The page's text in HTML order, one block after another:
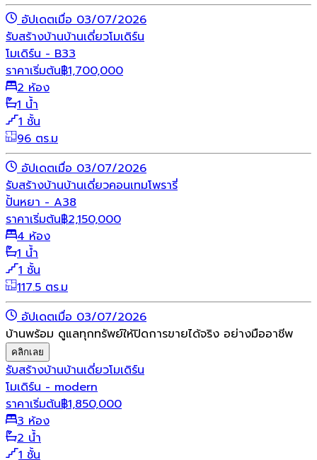
อัปเดตเมื่อ 03/07/2026
รับสร้างบ้านบ้านเดี่ยวโมเดิร์น
โมเดิร์น - B33
ราคาเริ่มต้น฿1,700,000
2 ห้อง
1 น้ำ
1 ชั้น
96 ตร.ม
อัปเดตเมื่อ 03/07/2026
รับสร้างบ้านบ้านเดี่ยวคอนเทมโพรารี่
ปั้นหยา - A38
ราคาเริ่มต้น฿2,150,000
4 ห้อง
1 น้ำ
1 ชั้น
117.5 ตร.ม
อัปเดตเมื่อ 03/07/2026
บ้านพร้อม ดูแลทุกทรัพย์ให้ปิดการขายได้จริง อย่างมืออาชีพ
คลิกเลย
รับสร้างบ้านบ้านเดี่ยวโมเดิร์น
โมเดิร์น - modern
ราคาเริ่มต้น฿1,850,000
3 ห้อง
2 น้ำ
1 ชั้น